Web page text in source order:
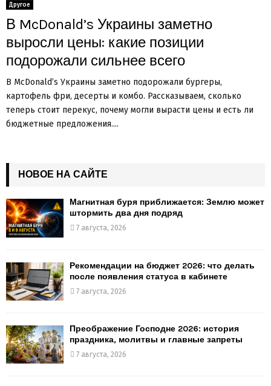
Другое
В McDonald’s Украины заметно
выросли цены: какие позиции
подорожали сильнее всего
В McDonald’s Украины заметно подорожали бургеры,
картофель фри, десерты и комбо. Рассказываем, сколько
теперь стоит перекус, почему могли вырасти цены и есть ли
бюджетные предложения....
НОВОЕ НА САЙТЕ
Магнитная буря приближается: Землю может
штормить два дня подряд
7 августа, 2026
Рекомендации на бюджет 2026: что делать
после появления статуса в кабинете
7 августа, 2026
Преображение Господне 2026: история
праздника, молитвы и главные запреты
7 августа, 2026